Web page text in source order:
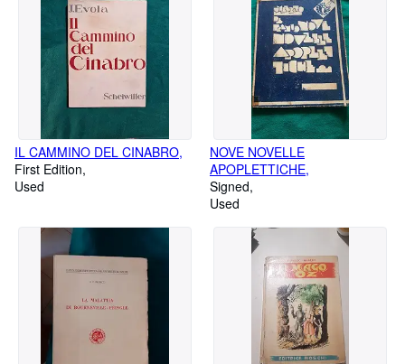
IL CAMMINO DEL CINABRO,
First Edition
Used
NOVE NOVELLE
APOPLETTICHE,
Signed
Used